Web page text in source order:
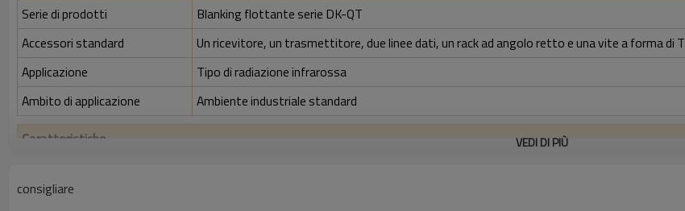
Serie di prodotti
Blanking flottante serie DK-QT
Accessori standard
Un ricevitore, un trasmettitore, due linee dati, un rack ad angolo retto e una vite a forma di T
Applicazione
Tipo di radiazione infrarossa
Ambito di applicazione
Ambiente industriale standard
Caratteristiche
Controlla la precisione
VEDI DI PIÙ
consigliare